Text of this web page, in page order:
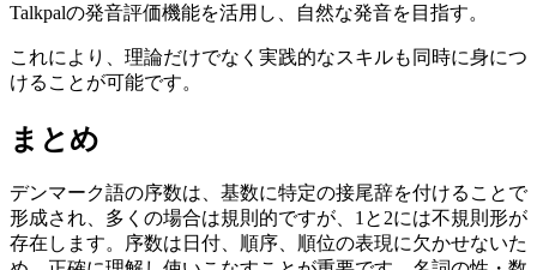
Talkpalの発音評価機能を活用し、自然な発音を目指す。
これにより、理論だけでなく実践的なスキルも同時に身につ
けることが可能です。
まとめ
デンマーク語の序数は、基数に特定の接尾辞を付けることで
形成され、多くの場合は規則的ですが、1と2には不規則形が
存在します。序数は日付、順序、順位の表現に欠かせないた